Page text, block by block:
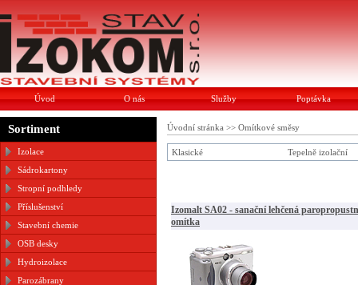
Úvod O nás Služby Poptávka
Sortiment
Izolace
Sádrokartony
Stropní podhledy
Příslušenství
Stavební chemie
OSB desky
Hydroizolace
Parozábrany
Úvodní stránka >> Omítkové směsy
Klasické Tepelně izolační
Izomalt SA02 - sanační lehčená
omítka